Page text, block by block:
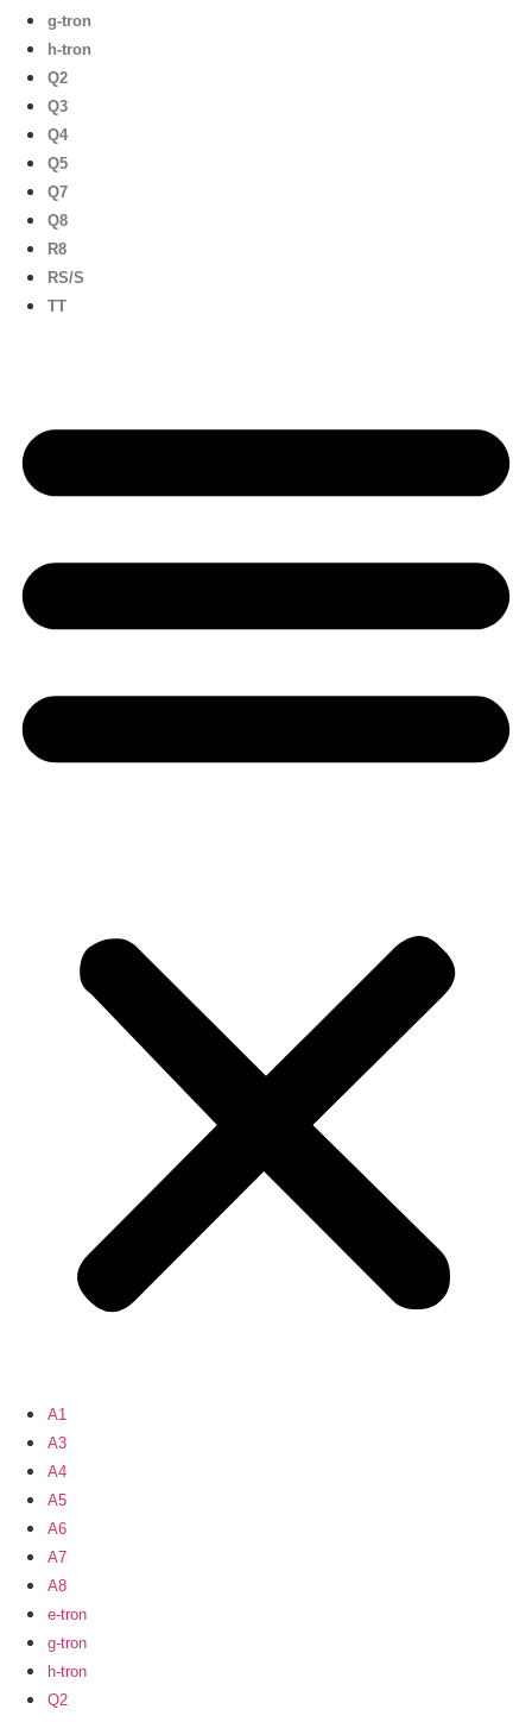
g-tron
h-tron
Q2
Q3
Q4
Q5
Q7
Q8
R8
RS/S
TT
A1
A3
A4
A5
A6
A7
A8
e-tron
g-tron
h-tron
Q2